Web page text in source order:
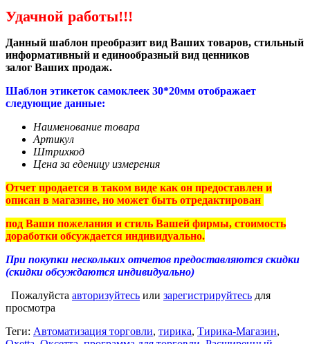
Удачной работы!!!
Данный шаблон преобразит вид Ваших товаров, стильный
информативный и единообразный вид ценников
залог Ваших продаж.
Шаблон этикеток самоклеек 30*20мм отображает
следующие данные:
Наименование товара
Артикул
Штрихкод
Цена за еденицу измерения
Отчет продается в таком виде как он предоставлен и
описан в магазине, но может быть отредактирован
под Ваши пожелания и стиль Вашей фирмы, стоимость
доработки обсуждается индивидуально.
При покупки нескольких отчетов предоставляются скидки
(скидки обсуждаются индивидуально)
Пожалуйста авторизуйтесь или зарегистрируйтесь для
просмотра
Теги: Автоматизация торговли, тирика, Тирика-Магазин,